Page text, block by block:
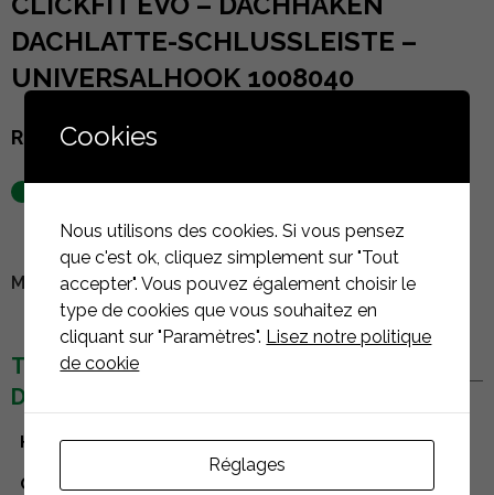
DACHLATTE-SCHLUSSLEISTE –
UNIVERSALHOOK 1008040
Referenz :1008040
MELDEN SIE SICH AN, UM DEN PREIS ZU SEHEN
TECHNISCHE
DETAILS
Hersteller Esdec
Garantie Produkt
Cookies
Nous utilisons des cookies. Si vous pensez
que c'est ok, cliquez simplement sur "Tout
accepter". Vous pouvez également choisir le
type de cookies que vous souhaitez en
cliquant sur "Paramètres". Lisez notre politique
de cookie
Réglages